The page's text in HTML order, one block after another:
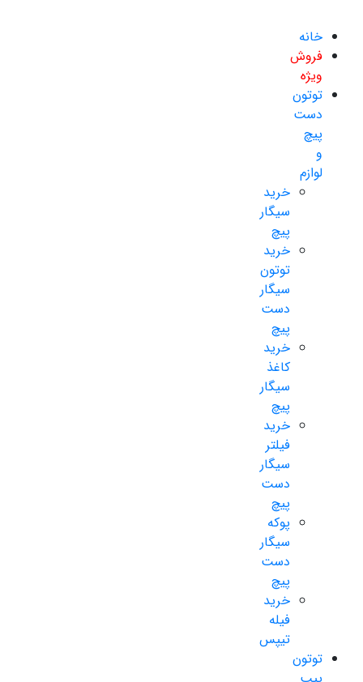
خانه
فروش
ویژه
توتون
دست
پیچ
و
لوازم
خرید
سیگار
پیچ
خرید
توتون
سیگار
دست
پیچ
خرید
کاغذ
سیگار
پیچ
خرید
فیلتر
سیگار
دست
پیچ
پوکه
سیگار
دست
پیچ
خرید
فیله
تیپس
توتون